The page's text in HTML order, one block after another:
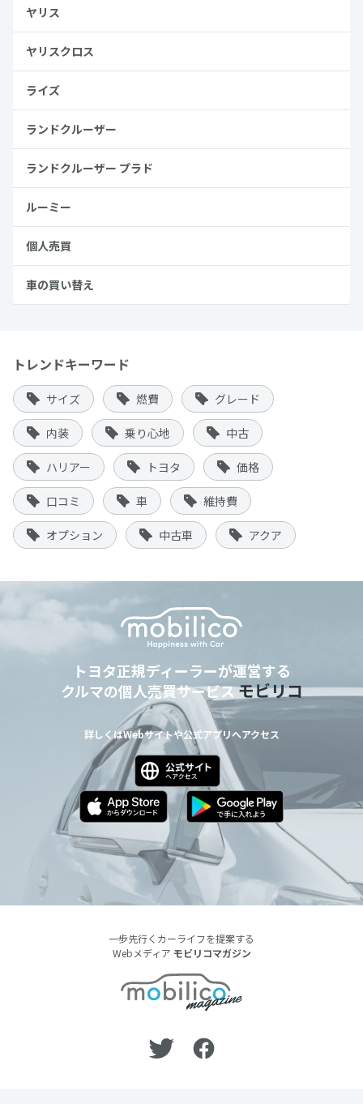
ヤリス
ヤリスクロス
ライズ
ランドクルーザー
ランドクルーザー プラド
ルーミー
個人売買
車の買い替え
トレンドキーワード
サイズ 燃費 グレード
内装 乗り心地 中古
ハリアー トヨタ 価格
口コミ 車 維持費
オプション 中古車 アクア
トヨタ正規ディーラーが運営する
クルマの個人売買サービスモビリコ
詳しくはWebサイトや公式アプリへアクセス
一歩先行くカーライフを提案する
Webメディア モビリコマガジン